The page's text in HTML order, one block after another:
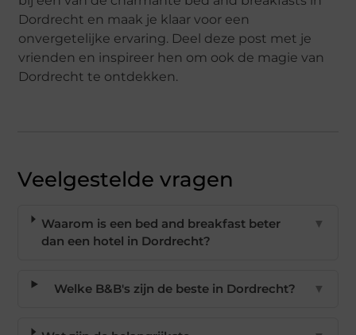
Dordrecht en maak je klaar voor een
onvergetelijke ervaring. Deel deze post met je
vrienden en inspireer hen om ook de magie van
Dordrecht te ontdekken.
Veelgestelde vragen
Waarom is een bed and breakfast beter
dan een hotel in Dordrecht?
▼
Welke B&B's zijn de beste in Dordrecht? ▼